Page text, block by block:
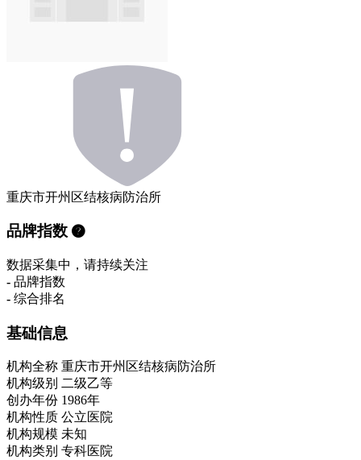
重庆市开州区结核病防治所
品牌指数
数据采集中，请持续关注
- 品牌指数
- 综合排名
基础信息
机构全称 重庆市开州区结核病防治所
机构级别 二级乙等
创办年份 1986年
机构性质 公立医院
机构规模 未知
机构类别 专科医院